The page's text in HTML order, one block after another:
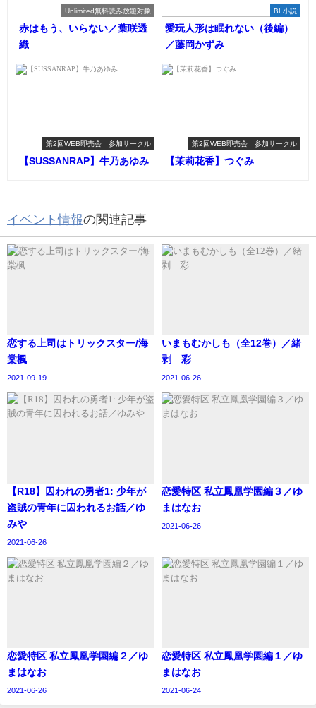
Unlimited無料読み放題対象
赤はもう、いらない／葉咲透
織
BL小説
愛玩人形は眠れない（後編）
／藤岡かずみ
第2回WEB即売会 参加サークル
【SUSSANRAP】牛乃あゆみ
第2回WEB即売会 参加サークル
【茉莉花香】つぐみ
イベント情報の関連記事
恋する上司はトリックスター/海
棠楓
2021-09-19
いまもむかしも（全12巻）／緒
剥 彩
2021-06-26
【R18】囚われの勇者1: 少年が
盗賊の青年に囚われるお話／ゆ
みや
2021-06-26
恋愛特区 私立鳳凰学園編３／ゆ
まはなお
2021-06-26
恋愛特区 私立鳳凰学園編２／ゆ
まはなお
2021-06-26
恋愛特区 私立鳳凰学園編１／ゆ
まはなお
2021-06-24